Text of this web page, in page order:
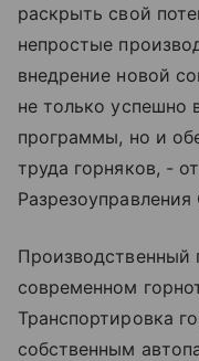
раскрыть свой
непростые
внедрение новой
не только успешно
программы, но и
труда горняков, -
Производственный
современном
Транспортировка
собственным